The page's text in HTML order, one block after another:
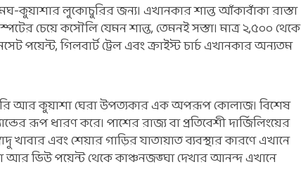
কুয়াশার লুকোচুরির জন্য। এখানকার শান্ত আঁকাবাঁকা রাস্তা
চেয়ে কসৌলি যেমন শান্ত, তেমনই সস্তা। মাত্র ২,৫০০ থেকে
পয়েন্ট, গিলবার্ট ট্রেল এবং ক্রাইস্ট চার্চ এখানকার অন্যতম
আর কুয়াশা ঘেরা উপত্যকার এক অপরূপ কোলাজ। বিশেষ
রূপ ধারণ করে। পাশের রাজ্য বা প্রতিবেশী দার্জিলিংয়ের
খাবার এবং শেয়ার গাড়ির যাতায়াত ব্যবস্থার কারণে এখানে
আর ভিউ পয়েন্ট থেকে কাঞ্চনজঙ্ঘা দেখার আনন্দ এখানে